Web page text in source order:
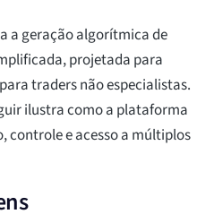
a geração algorítmica de
projetada para
traders não especialistas.
ilustra como a plataforma
controle e acesso a múltiplos